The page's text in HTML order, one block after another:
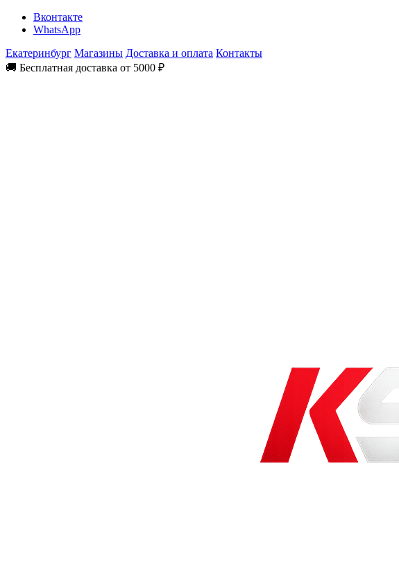
Вконтакте
WhatsApp
Екатеринбург Магазины Доставка и оплата Контакты
🚚 Бесплатная доставка от 5000 ₽